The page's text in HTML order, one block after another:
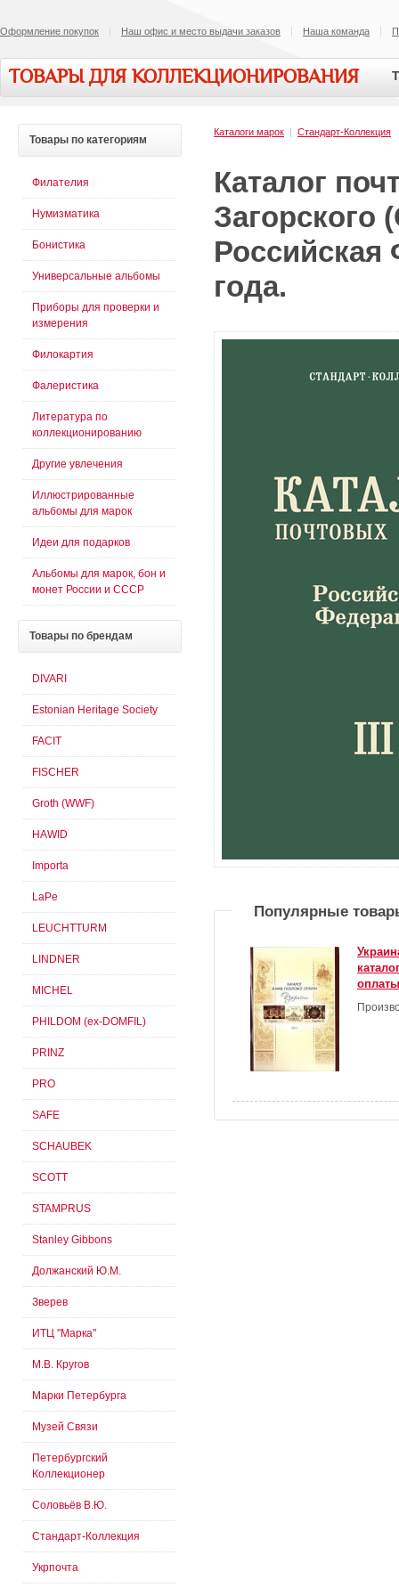
Оформление покупок Наш офис и место выдачи заказов Наша команда
ТОВАРЫ ДЛЯ КОЛЛЕКЦИОНИРОВАНИЯ
Каталоги марок | Стандарт-Коллекция
Каталог
Загорского
Российская
года.
Популярные
Товары по категориям
Филателия
Нумизматика
Бонистика
Универсальные альбомы
Приборы для проверки и
измерения
Филокартия
Фалеристика
Литература по
коллекционированию
Другие увлечения
Иллюстрированные
альбомы для марок
Идеи для подарков
Альбомы для марок, бон и
монет России и СССР
Товары по брендам
DIVARI
Estonian Heritage Society
FACIT
FISCHER
Groth (WWF)
HAWID
Importa
LaPe
LEUCHTTURM
LINDNER
MICHEL
PHILDOM (ex-DOMFIL)
PRINZ
PRO
SAFE
SCHAUBEK
SCOTT
STAMPRUS
Stanley Gibbons
Должанский Ю.М.
Зверев
ИТЦ "Марка"
М.В. Кругов
Марки Петербурга
Музей Связи
Петербургский
Коллекционер
Соловьёв В.Ю.
Стандарт-Коллекция
Укрпочта